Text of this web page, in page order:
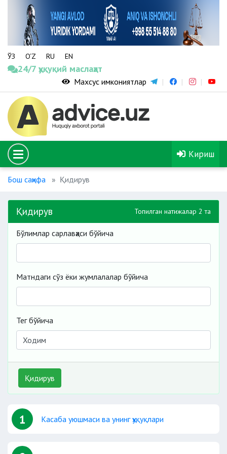
ЎЗ O‘Z RU EN
24/7 ҳуқуқий маслаҳат
Махсус имкониятлар
Кириш
Бош саҳифа Қидирув
Қидирув Топилган натижалар 2 та
Бўлимлар сарлавҳаси бўйича
Матндаги сўз ёки жумлалалар бўйича
Тег бўйича
Қидирув
1 Касаба уюшмаси ва унинг ҳуқуқлари